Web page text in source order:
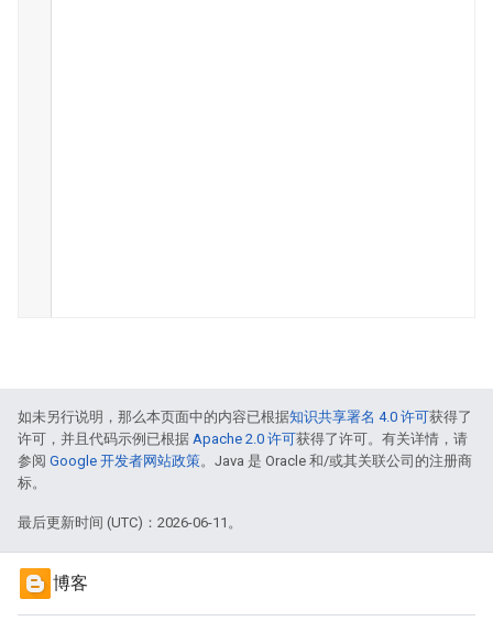
如未另行说明，那么本页面中的内容已根据知识共享署名 4.0 许可获得了
许可，并且代码示例已根据 Apache 2.0 许可获得了许可。有关详情，请
参阅 Google 开发者网站政策。Java 是 Oracle 和/或其关联公司的注册商
标。
最后更新时间 (UTC)：2026-06-11。
博客